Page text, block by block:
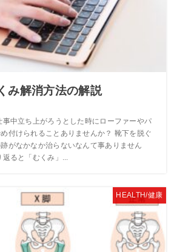
み解消方法の解説
事中立ち上がろうとした時にローファーやパ
付けられることありませんか？ 靴下を脱ぐ
がなかなか治らないなんて事ありません
ると「むくみ」...
HEALTH/健康